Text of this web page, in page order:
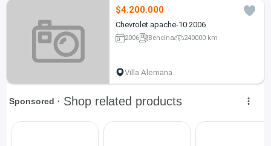
$4.200.000
Chevrolet apache-10 2006
2006 Bencina 240000 km
Villa Alemana